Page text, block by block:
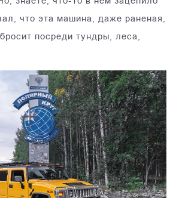
что эта машина, даже раненая,
посреди тундры, леса,